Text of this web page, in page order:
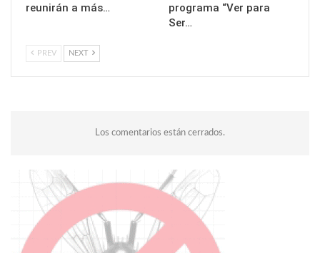
reunirán a más…
programa “Ver para
Ser…
PREV NEXT
Los comentarios están cerrados.